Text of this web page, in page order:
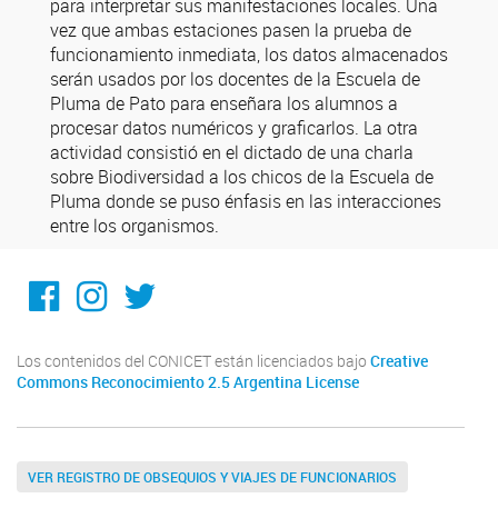
para interpretar sus manifestaciones locales. Una
vez que ambas estaciones pasen la prueba de
funcionamiento inmediata, los datos almacenados
serán usados por los docentes de la Escuela de
Pluma de Pato para enseñara los alumnos a
procesar datos numéricos y graficarlos. La otra
actividad consistió en el dictado de una charla
sobre Biodiversidad a los chicos de la Escuela de
Pluma donde se puso énfasis en las interacciones
entre los organismos.
Facebook
Instagram
Twitter
Los contenidos del CONICET están licenciados bajo Creative
Commons Reconocimiento 2.5 Argentina License
VER REGISTRO DE OBSEQUIOS Y VIAJES DE FUNCIONARIOS